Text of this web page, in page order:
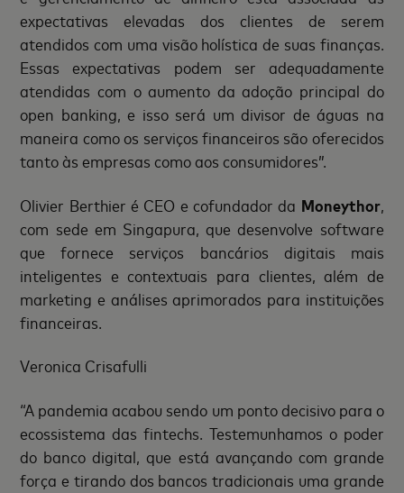
expectativas elevadas dos clientes de serem
atendidos com uma visão holística de suas finanças.
Essas expectativas podem ser adequadamente
atendidas com o aumento da adoção principal do
open banking, e isso será um divisor de águas na
maneira como os serviços financeiros são oferecidos
tanto às empresas como aos consumidores”.
Olivier Berthier é CEO e cofundador da Moneythor,
com sede em Singapura, que desenvolve software
que fornece serviços bancários digitais mais
inteligentes e contextuais para clientes, além de
marketing e análises aprimorados para instituições
financeiras.
Veronica Crisafulli
“A pandemia acabou sendo um ponto decisivo para o
ecossistema das fintechs. Testemunhamos o poder
do banco digital, que está avançando com grande
força e tirando dos bancos tradicionais uma grande